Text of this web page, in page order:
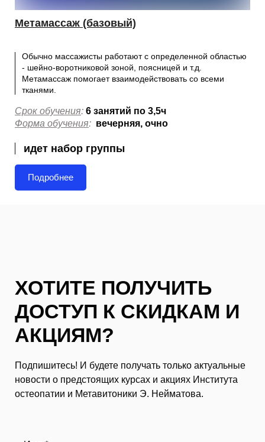
Метамассаж (базовый)
Обычно массажисты работают с определенной областью
- шейно-воротниковой зоной, поясницей и т.д.
Метамассаж помогает взаимодействовать со всеми
тканями.
Срок обучения: 6 занятий по 3,5ч
Форма обучения: вечерняя, очно
идет набор группы
Подробнее
ХОТИТЕ ПОЛУЧИТЬ
ДОСТУП К СКИДКАМ И
АКЦИЯМ?
Подпишитесь! И будете получать только актуальные
новости о предстоящих курсах и акциях Института
остеопатии и Метавитоники Э. Нейматова.